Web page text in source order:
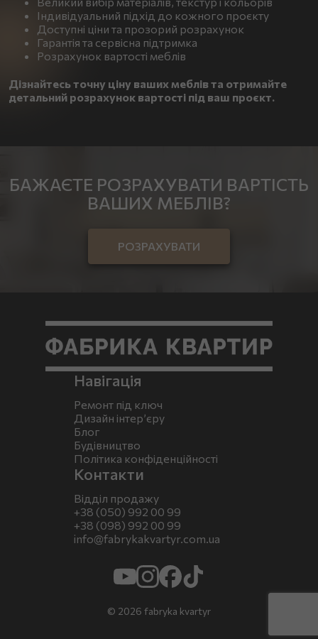
Індивідуальний підхід до кожного проєкту
Доступні ціни та прозорий розрахунок
Гарантія та сервісна підтримка
Розрахунок вартості меблів
Дізнайтесь точну ціну ваших меблів та отримайте
детальний розрахунок вартості під ваш проєкт.
БАЖАЄТЕ РОЗРАХУВАТИ ВАРТІСТЬ
ВАШИХ МЕБЛІВ?
РОЗРАХУВАТИ
Навігація
Ремонт під ключ
Дизайн інтер’єру
Блог
Будівництво
Політика конфіденційності
Контакти
Відділ продажу
+38 (050) 992 00 99
+38 (098) 992 00 99
info@fabrykakvartyr.com.ua
© 2026 fabryka kvartyr